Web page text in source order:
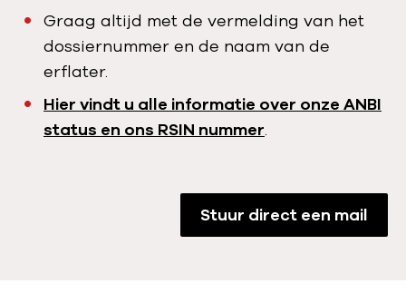
Graag altijd met de vermelding van het
dossiernummer en de naam van de
erflater.
Hier vindt u alle informatie over onze ANBI
status en ons RSIN nummer.
Stuur direct een mail